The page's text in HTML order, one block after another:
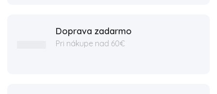
Doprava zadarmo
Pri nákupe nad 60€